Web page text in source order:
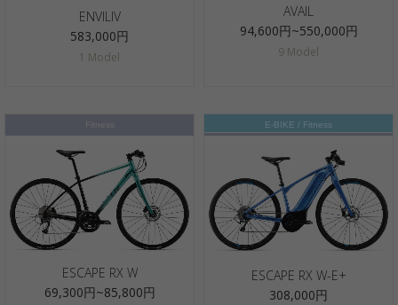
ENVILIV
583,000円
1 Model
AVAIL
94,600円~550,000円
9 Model
Fitness
ESCAPE RX W
69,300円~85,800円
E-BIKE / Fitness
ESCAPE RX W-E+
308,000円